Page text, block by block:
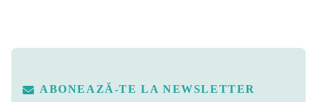
ABONEAZĂ-TE LA NEWSLETTER